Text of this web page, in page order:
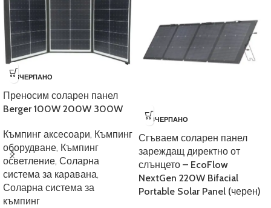
ИЗЧЕРПАНО
Преносим соларен панел
Berger 100W 200W 300W
Къмпинг аксесоари, Къмпинг
оборудване, Къмпинг
осветление, Соларна
система за каравана,
Соларна система за
къмпинг
ИЗЧЕРПАНО
Сгъваем соларен панел
зареждащ директно от
слънцето – EcoFlow
NextGen 220W Bifacial
Portable Solar Panel (черен)